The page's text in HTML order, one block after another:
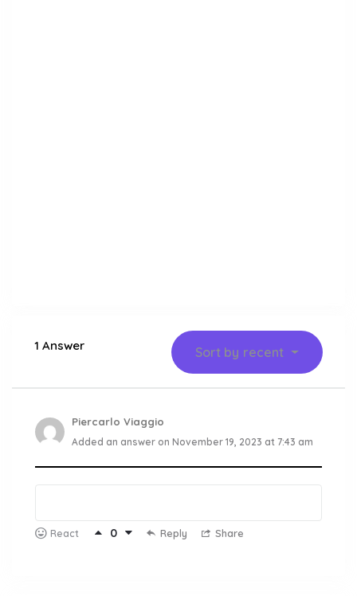
1 Answer Sort by recent
Piercarlo Viaggio
Added an answer on November 19, 2023 at 7:43 am
React 0 Reply Share